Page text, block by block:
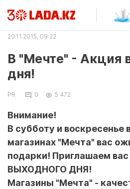
20.11.2015, 09:22
В "Мечте" - Акция
дня!
PR 0 5 472
Внимание!
В субботу и воскресенье
магазинах "Мечта" вас
подарки! Приглашаем
ВЫХОДНОГО ДНЯ!
Магазины "Мечта" -